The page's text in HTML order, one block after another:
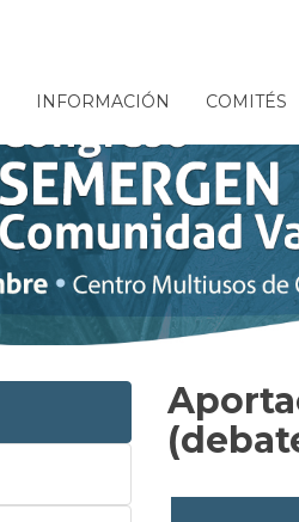
INFORMACIÓN COMITÉS